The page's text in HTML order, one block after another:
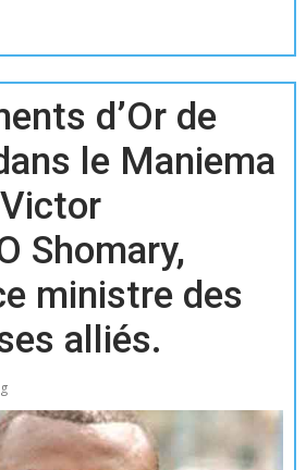
d’Or de
le Maniema
Shomary,
ministre des
alliés.